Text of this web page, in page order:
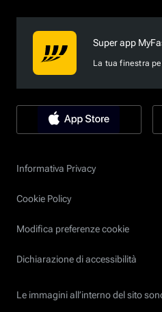
Super app
La tua finestra
Informativa Privacy
Cookie Policy
Modifica preferenze cookie
Dichiarazione di accessibilità
Le immagini all’interno del sito